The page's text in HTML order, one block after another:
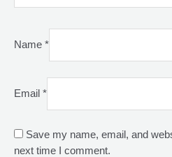
Name *
Email *
Save my name, email, and
next time I comment.